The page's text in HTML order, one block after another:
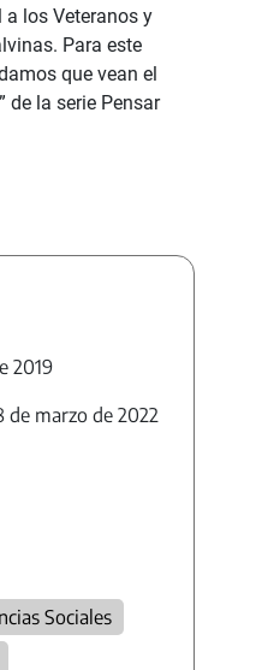
a los Veteranos y
Para este
que vean el
de la serie Pensar
2019
marzo de 2022
Sociales